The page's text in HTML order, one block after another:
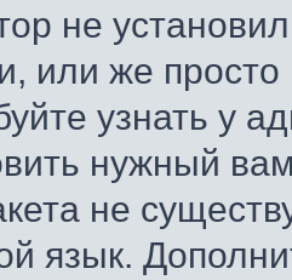
не
или же
узнать у
нужный
не
язык.